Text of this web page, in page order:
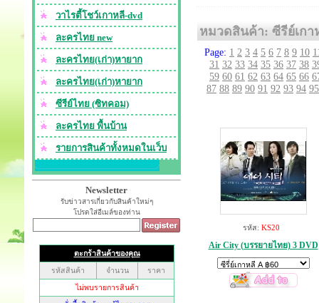
วาไรตี้โชว์เกาหลี-dvd
ละครไทย new
ละครไทย(เก่า)หายาก
ละครไทย(เก่า)หายาก
ซีรีย์ไทย (ซิทคอม)
ละครไทย พื้นบ้าน
รายการสินค้าทั้งหมดในเว็บ
Newsletter
รับข่าวสารเกี่ยวกับสินค้าใหม่ๆ
โปรดใส่อีเมล์ของท่าน
หมวดสินค้า: ซีรีย์เกา
Page: 1 2 3 4 5 6 7 8 9 10
31 32 33 34 35 36 37 38
59 60 61 62 63 64 65 66
87 88 89 90 91 92 93 94 95
รหัส: KS20
Air City (บรรยายไทย) 3 DVD